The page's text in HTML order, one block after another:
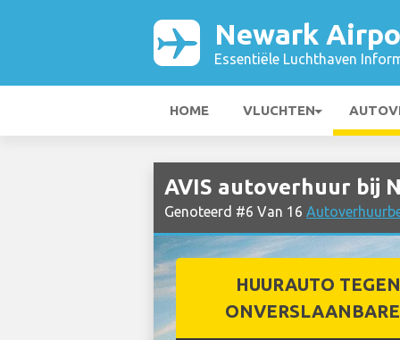
Newark
Essentiële Luchthaven
HOME VLUCHTEN
AVIS autoverhuur bij
Genoteerd #6 Van 16
HUURAUTO